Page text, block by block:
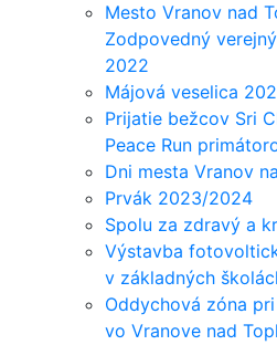
Mesto Vranov nad
Zodpovedný
2022
Májová veselica
Prijatie bežcov Sri
Peace Run
Dni mesta Vranov
Prvák 2023/2024
Spolu za zdravý a
Výstavba
v základných
Oddychová zóna
vo Vranove nad